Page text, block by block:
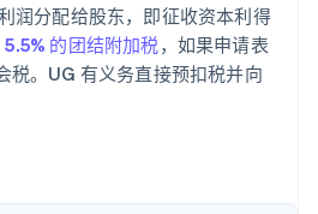
润分配给股东，即征收资本利得
5.5% 的团结附加税，如果申请表
税。UG 有义务直接预扣税并向